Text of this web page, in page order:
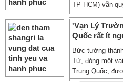
TP HCM) vẫn
'Vạn Lý
Quốc rất ít
Bức tường
Tử, đóng một
Trung Quốc,